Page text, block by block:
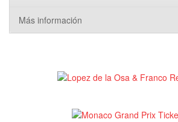
Más información